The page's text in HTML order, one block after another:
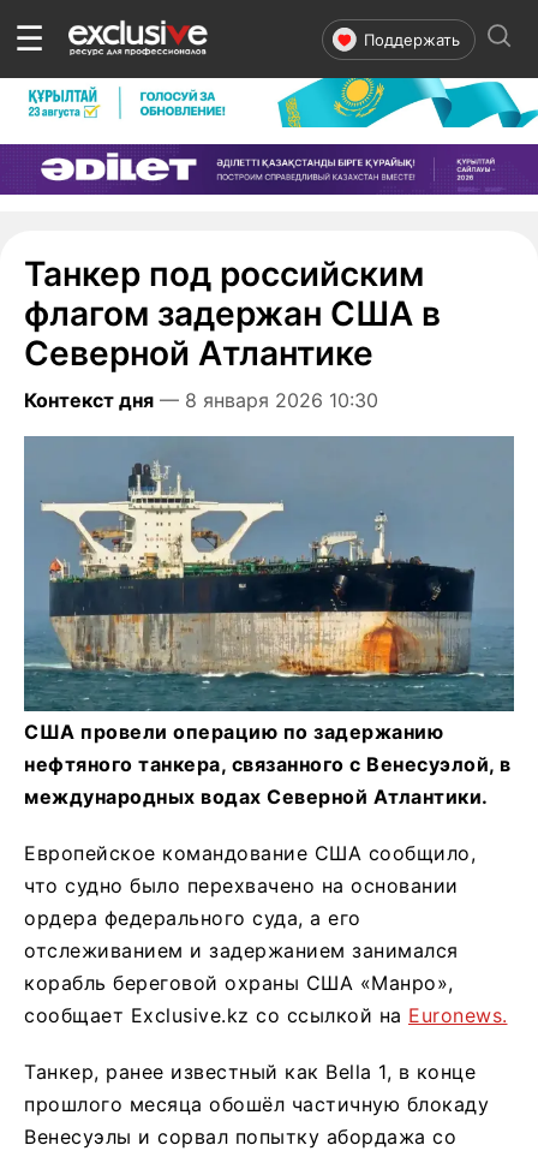
☰ Поддержать
Танкер под российским
флагом задержан США в
Северной Атлантике
Контекст дня — 8 января 2026 10:30
США провели операцию по задержанию
нефтяного танкера, связанного с Венесуэлой, в
международных водах Северной Атлантики.
Европейское командование США сообщило,
что судно было перехвачено на основании
ордера федерального суда, а его
отслеживанием и задержанием занимался
корабль береговой охраны США «Манро»,
сообщает Exclusive.kz со ссылкой на Euronews.
Танкер, ранее известный как Bella 1, в конце
прошлого месяца обошёл частичную блокаду
Венесуэлы и сорвал попытку абордажа со